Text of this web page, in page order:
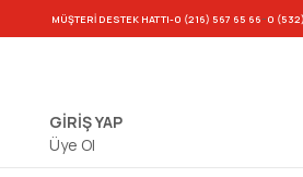
MÜŞTERİ DESTEK HATTI-0 (216) 567 65 66-0
GİRİŞ YAP
Üye Ol